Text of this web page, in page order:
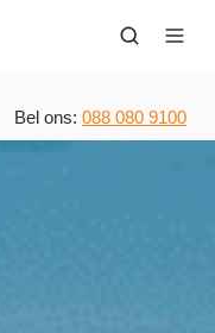
Bel ons: 088 080 9100